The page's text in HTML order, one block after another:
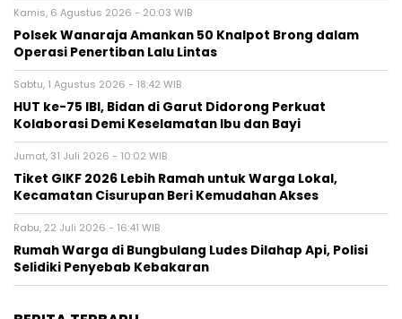
Kamis, 6 Agustus 2026 - 20:03 WIB
Polsek Wanaraja Amankan 50 Knalpot Brong dalam
Operasi Penertiban Lalu Lintas
Sabtu, 1 Agustus 2026 - 18:42 WIB
HUT ke-75 IBI, Bidan di Garut Didorong Perkuat
Kolaborasi Demi Keselamatan Ibu dan Bayi
Jumat, 31 Juli 2026 - 10:02 WIB
Tiket GIKF 2026 Lebih Ramah untuk Warga Lokal,
Kecamatan Cisurupan Beri Kemudahan Akses
Rabu, 22 Juli 2026 - 16:41 WIB
Rumah Warga di Bungbulang Ludes Dilahap Api, Polisi
Selidiki Penyebab Kebakaran